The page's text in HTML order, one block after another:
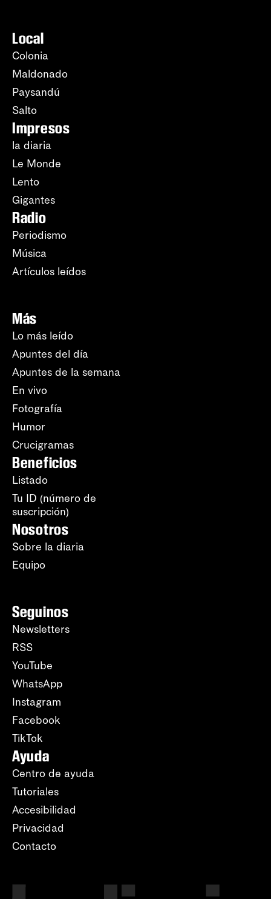
Local
Colonia
Maldonado
Paysandú
Salto
Impresos
la diaria
Le Monde
Lento
Gigantes
Radio
Periodismo
Música
Artículos leídos
Más
Lo más leído
Apuntes del día
Apuntes de la semana
En vivo
Fotografía
Humor
Crucigramas
Beneficios
Listado
Tu ID (número de
suscripción)
Nosotros
Sobre la diaria
Equipo
Seguinos
Newsletters
RSS
YouTube
WhatsApp
Instagram
Facebook
TikTok
Ayuda
Centro de ayuda
Tutoriales
Accesibilidad
Privacidad
Contacto